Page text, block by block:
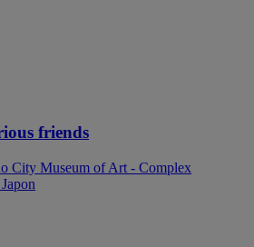
friends
City Museum of Art - Complex